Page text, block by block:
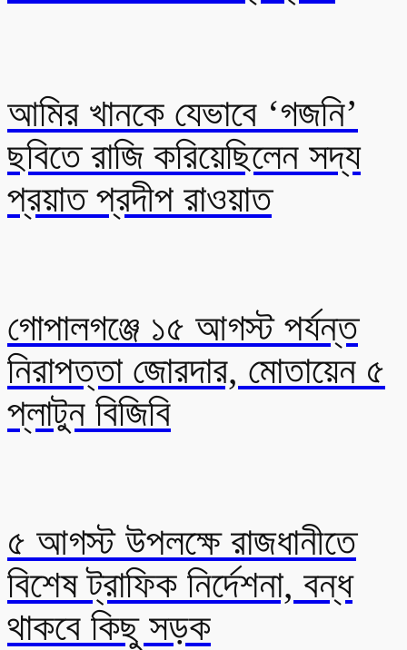
আমির খানকে যেভাবে ‘গজনি’
ছবিতে রাজি করিয়েছিলেন সদ্য
প্রয়াত প্রদীপ রাওয়াত
গোপালগঞ্জে ১৫ আগস্ট পর্যন্ত
নিরাপত্তা জোরদার, মোতায়েন ৫
প্লাটুন বিজিবি
৫ আগস্ট উপলক্ষে রাজধানীতে
বিশেষ ট্রাফিক নির্দেশনা, বন্ধ
থাকবে কিছু সড়ক